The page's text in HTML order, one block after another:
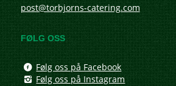
post@torbjorns-catering.com
FØLG OSS
Følg oss på Facebook
Følg oss på Instagram